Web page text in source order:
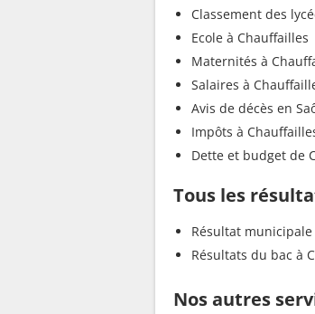
Classement des
Ecole à Chauffailles
Maternités à
Salaires à
Avis de décès en
Impôts à
Dette et budget de
Tous les
Résultat
Résultats du bac à
Nos autres